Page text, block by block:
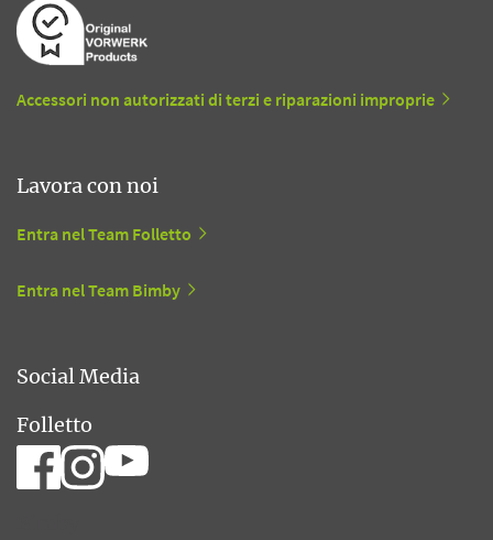
Accessori non autorizzati di terzi e riparazioni improprie
Lavora con noi
Entra nel Team Folletto
Entra nel Team Bimby
Social Media
Folletto